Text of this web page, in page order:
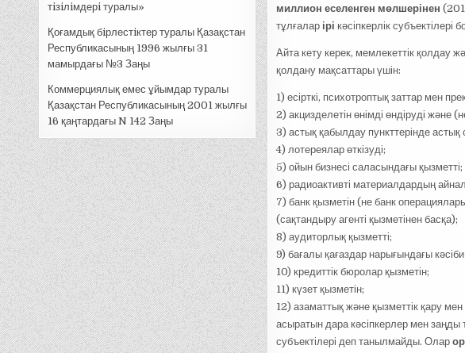
тiзiлiмдерi туралы»
Қоғамдық бiрлестiктер туралы Қазақстан
Республикасының 1996 жылғы 31
мамырдағы №3 Заңы
Коммерциялық емес ұйымдар туралы
Қазақстан Республикасының 2001 жылғы
16 қаңтардағы N 142 Заңы
миллион еселенген мөлшерінен
тұлғалар ірі кәсіпкерлік
Айта кету керек, мемлекеттік қолдау
қолдану мақсаттары үшін:
1) есірткі, психотроптық заттар мен
2) акцизделетін өнімді өндіруді және
3) астық қабылдау пункттерінде астық
4) лотереялар өткізуді;
5) ойын бизнесі саласындағы қызметті;
6) радиоактивті материалдардың
7) банк қызметін (не банк
(сақтандыру агенті қызметінен басқа);
8) аудиторлық қызметті;
9) бағалы қағаздар нарығындағы кәсіби
10) кредиттік бюролар қызметін;
11) күзет қызметін;
12) азаматтық және қызметтік қару
асыратын дара кәсіпкерлер мен заңды
субъектілері деп танылмайды. Олар